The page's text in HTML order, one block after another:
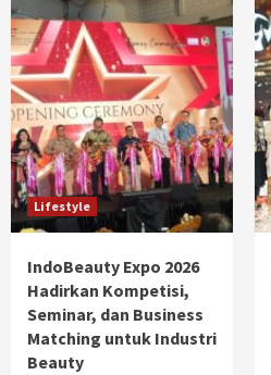
Lifestyle
IndoBeauty Expo 2026
Hadirkan Kompetisi,
Seminar, dan Business
Matching untuk Industri
Beauty